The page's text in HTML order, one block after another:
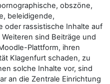
obszöne,
beleidigende,
oder rassistische Inhalte auf
sind Beiträge und
Plattform, ihren
Klagenfurt schaden, zu
solche Inhalte vor, sind
an die Zentrale Einrichtung